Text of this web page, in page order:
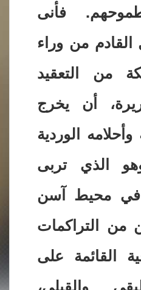
فأنى
القادم من وراء
من التعقيد
أن يخرج
الوردية
الذي تربى
في محيط آسن
من التراكمات
القائمة على